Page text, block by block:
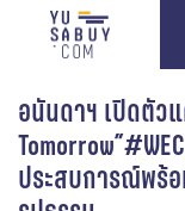
อนันดาฯ เปิดตัว
ประสบการณ์พร้